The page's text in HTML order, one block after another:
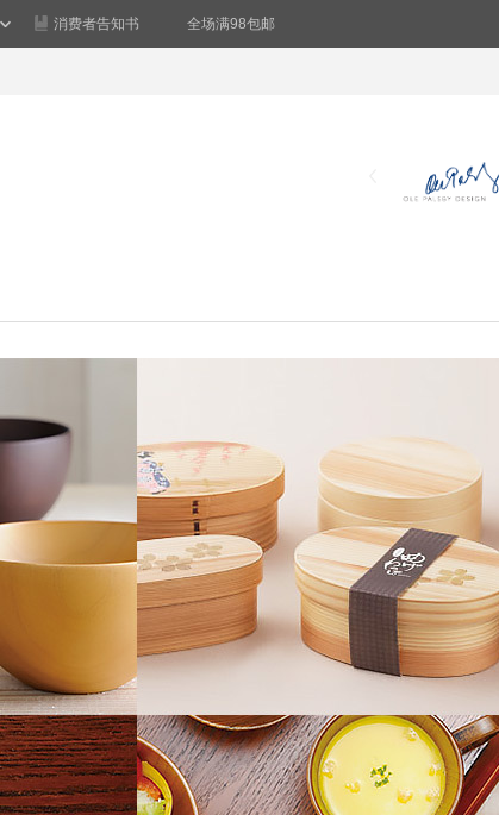
消费者告知书 全场满98包邮